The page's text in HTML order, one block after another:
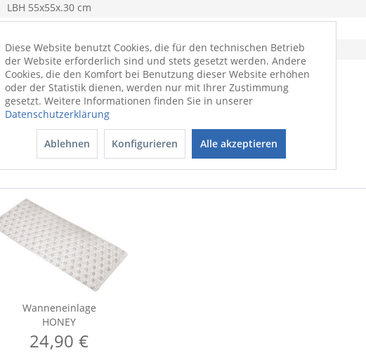
LBH 55x55x.30 cm
0,96 kg
Polyvinyl
Wanneneinlage
HONEY
24,90 €
Diese Website benutzt Cookies, die für den technischen Betrieb
der Website erforderlich sind und stets gesetzt werden. Andere
Cookies, die den Komfort bei Benutzung dieser Website erhöhen
oder der Statistik dienen, werden nur mit Ihrer Zustimmung
gesetzt. Weitere Informationen finden Sie in unserer
Datenschutzerklärung
Ablehnen Konfigurieren Alle akzeptieren